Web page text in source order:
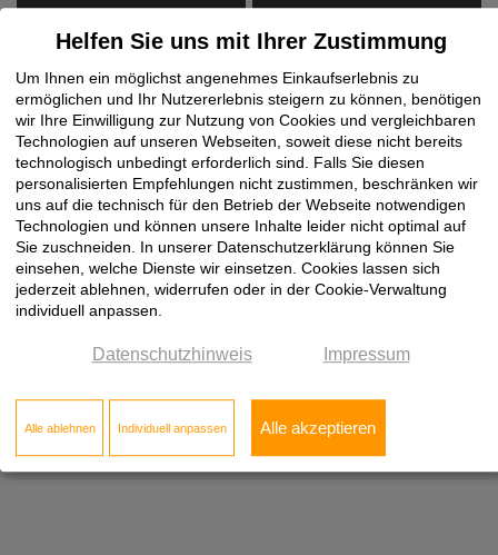
NCS: S8505-Y80R NCS: S9000-N
Sie sind noch nicht bei Klöpfer registriert?
Unser Online-Angebot richtet sich ausschließlich an
gewerbliche Kunden.
Um von unseren günstigen Großhandelspreisen zu
profitieren, müssen Sie sich zunächst registrieren.
Helfen Sie uns mit Ihrer Zustimmung
Um Ihnen ein möglichst angenehmes Einkaufserlebnis zu
ermöglichen und Ihr Nutzererlebnis steigern zu können, benötigen
wir Ihre Einwilligung zur Nutzung von Cookies und vergleichbaren
Technologien auf unseren Webseiten, soweit diese nicht bereits
technologisch unbedingt erforderlich sind. Falls Sie diesen
personalisierten Empfehlungen nicht zustimmen, beschränken wir
uns auf die technisch für den Betrieb der Webseite notwendigen
Technologien und können unsere Inhalte leider nicht optimal auf
Sie zuschneiden. In unserer Datenschutzerklärung können Sie
einsehen, welche Dienste wir einsetzen. Cookies lassen sich
jederzeit ablehnen, widerrufen oder in der Cookie-Verwaltung
individuell anpassen.
Datenschutzhinweis Impressum
Alle ablehnen Individuell anpassen Alle akzeptieren